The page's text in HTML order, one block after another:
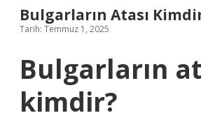
Bulgarların Atası
Tarih: Temmuz 1, 2025
Bulgarların
kimdir?